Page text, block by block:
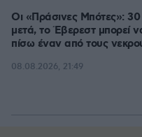
Οι «Πράσινες Μπότες»: 30
μετά, το Έβερεστ μπορεί
πίσω έναν από τους
08.08.2026, 21:49